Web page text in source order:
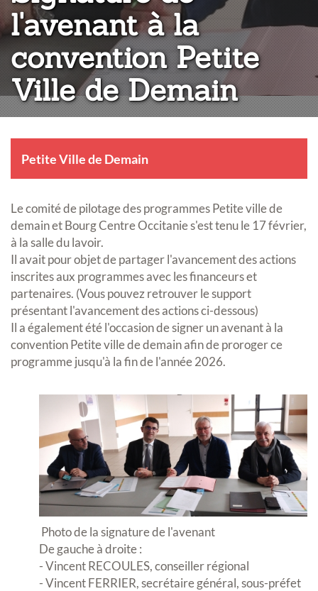
l'avenant à la
convention Petite
Ville de Demain
Petite Ville de Demain
Le comité de pilotage des programmes Petite ville de
demain et Bourg Centre Occitanie s'est tenu le 17 février,
à la salle du lavoir.
Il avait pour objet de partager l'avancement des actions
inscrites aux programmes avec les financeurs et
partenaires. (Vous pouvez retrouver le support
présentant l'avancement des actions ci-dessous)
Il a également été l'occasion de signer un avenant à la
convention Petite ville de demain afin de proroger ce
programme jusqu'à la fin de l'année 2026.
Photo de la signature de l'avenant
De gauche à droite :
- Vincent RECOULES, conseiller régional
- Vincent FERRIER, secrétaire général, sous-préfet